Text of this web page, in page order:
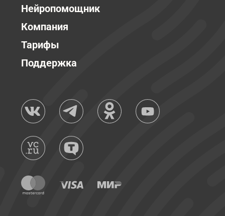
Нейропомощник
Компания
Тарифы
Поддержка